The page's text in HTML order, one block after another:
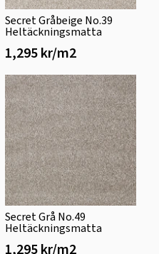
Secret Gråbeige No.39
Heltäckningsmatta
1,295 kr/m2
Secret Grå No.49
Heltäckningsmatta
1,295 kr/m2